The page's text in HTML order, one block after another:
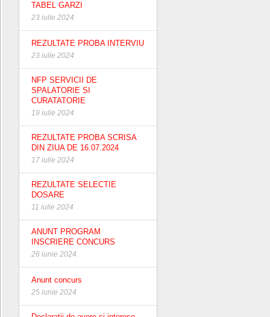
TABEL GARZI
23 iulie 2024
REZULTATE PROBA INTERVIU
23 iulie 2024
NFP SERVICII DE
SPALATORIE SI
CURATATORIE
19 iulie 2024
REZULTATE PROBA SCRISA
DIN ZIUA DE 16.07.2024
17 iulie 2024
REZULTATE SELECTIE
DOSARE
11 iulie 2024
ANUNT PROGRAM
INSCRIERE CONCURS
26 iunie 2024
Anunt concurs
25 iunie 2024